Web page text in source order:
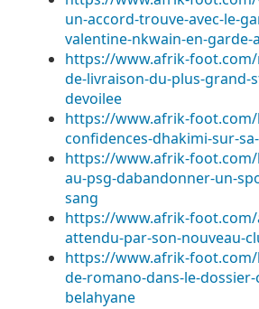
un-accord-trouve-avec-le-
valentine-nkwain-en-garde-
https://www.afrik-
de-livraison-du-plus-grand-
devoilee
https://www.afrik-
confidences-dhakimi-sur-
https://www.afrik-
au-psg-dabandonner-un-
sang
https://www.afrik-foot.com/
attendu-par-son-nouveau-
https://www.afrik-
de-romano-dans-le-dossier-
belahyane